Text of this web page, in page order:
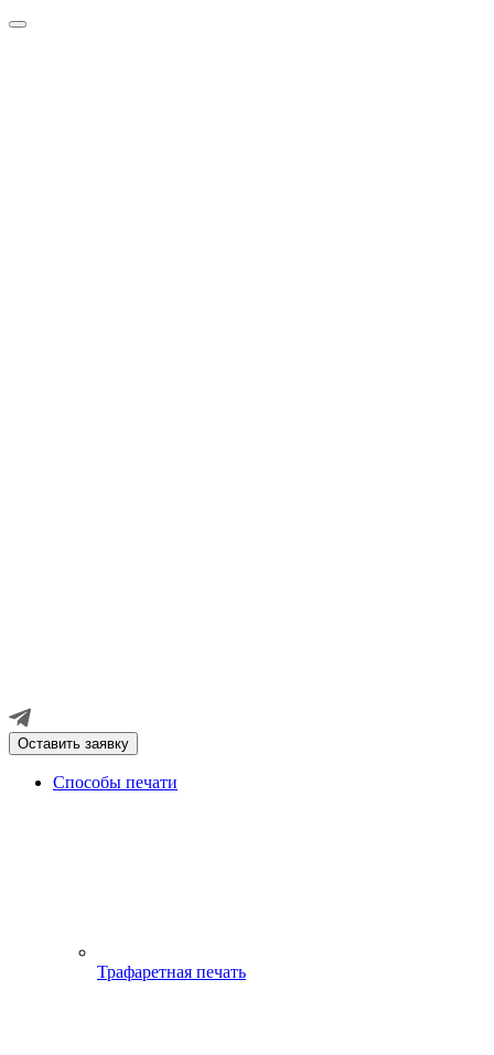
Оставить заявку
Способы печати
Трафаретная печать